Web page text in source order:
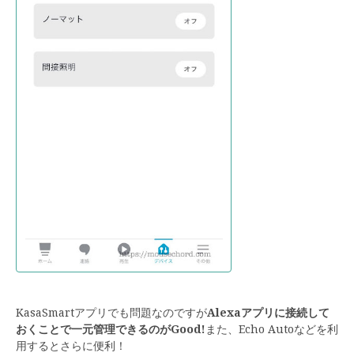
KasaSmartアプリでも問題なのですがAlexaアプリに接続して
おくことで一元管理できるのがGood!また、Echo Autoなどを利
用するとさらに便利！